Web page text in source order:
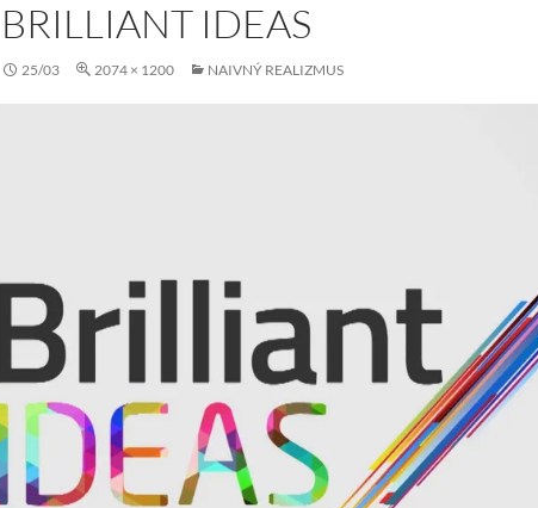
BRILLIANT IDEAS
25/03 2074 × 1200 NAIVNÝ REALIZMUS